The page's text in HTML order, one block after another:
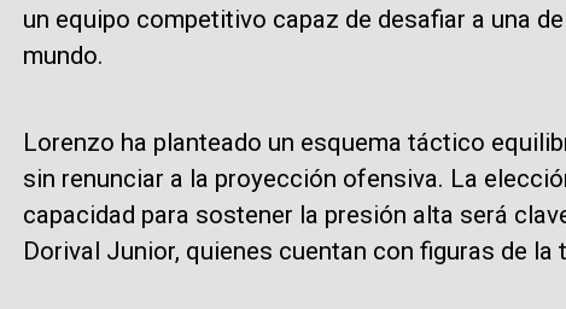
un equipo competitivo capaz de desafiar a una
mundo.
Lorenzo ha planteado un esquema táctico
sin renunciar a la proyección ofensiva. La
capacidad para sostener la presión alta será
Dorival Junior, quienes cuentan con figuras de